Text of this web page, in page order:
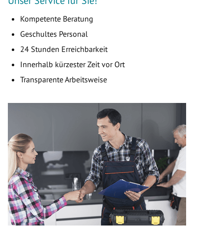
Kompetente Beratung
Geschultes Personal
24 Stunden Erreichbarkeit
Innerhalb kürzester Zeit vor Ort
Transparente Arbeitsweise